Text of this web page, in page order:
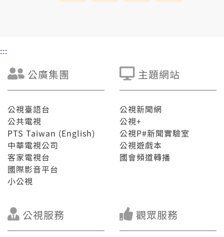
:::
公廣集團
公視臺語台
公共電視
PTS Taiwan (English)
中華電視公司
客家電視台
國際影音平台
小公視
主題網站
公視新聞網
公視+
公視P#新聞實驗室
公視遊戲本
國會頻道轉播
公視服務 觀眾服務